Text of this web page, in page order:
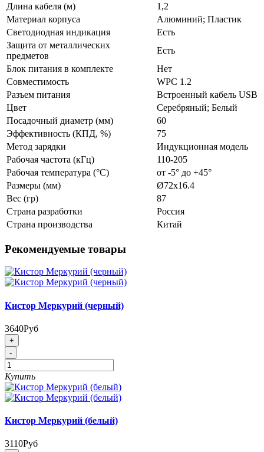
Длина кабеля (м)
1,2
Материал корпуса
Алюминий; Пластик
Светодиодная индикация
Есть
Защита от металлических
предметов
Есть
Блок питания в комплекте
Нет
Совместимость
WPC 1.2
Разъем питания
Встроенный кабель USB
Цвет
Серебряный; Белый
Посадочный диаметр (мм)
60
Эффективность (КПД, %)
75
Метод зарядки
Индукционная модель
Рабочая частота (кГц)
110-205
Рабочая температура (°С)
от -5° до +45°
Размеры (мм)
Ø72х16.4
Вес (гр)
87
Страна разработки
Россия
Страна производства
Китай
Рекомендуемые товары
Кистор Меркурий (черный)
3640Руб
+
-
Купить
Кистор Меркурий (белый)
3110Руб